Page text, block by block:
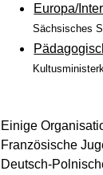
Europa/
Sächsisches
Einige
Französische
Deutsch-